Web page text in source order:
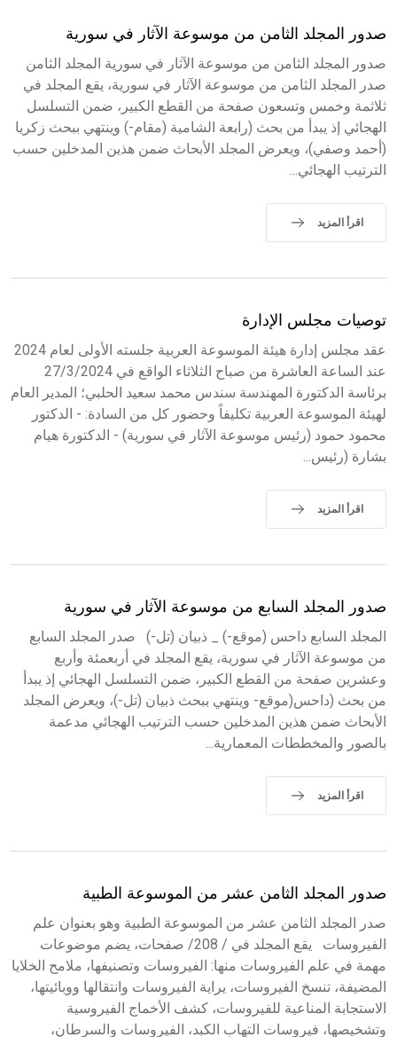
صدور المجلد الثامن من موسوعة الآثار في سورية
صدور المجلد الثامن من موسوعة الآثار في سورية المجلد الثامن
صدر المجلد الثامن من موسوعة الآثار في سورية، يقع المجلد في
ثلاثمة وخمس وتسعون صفحة من القطع الكبير، ضمن التسلسل
الهجائي إذ يبدأ من بحث (رابعة الشامية (مقام-) وينتهي ببحث زكريا
(أحمد وصفي)، ويعرض المجلد الأبحاث ضمن هذين المدخلين حسب
الترتيب الهجائي...
اقرأ المزيد
توصيات مجلس الإدارة
عقد مجلس إدارة هيئة الموسوعة العربية جلسته الأولى لعام 2024
عند الساعة العاشرة من صباح الثلاثاء الواقع في 27/3/2024
برئاسة الدكتورة المهندسة سندس محمد سعيد الحلبي؛ المدير العام
لهيئة الموسوعة العربية تكليفاً وحضور كل من السادة: - الدكتور
محمود حمود (رئيس موسوعة الآثار في سورية) - الدكتورة هيام
بشارة (رئيس...
اقرأ المزيد
صدور المجلد السابع من موسوعة الآثار في سورية
المجلد السابع داحس (موقع-) _ ذبيان (تل-) صدر المجلد السابع
من موسوعة الآثار في سورية، يقع المجلد في أربعمئة وأربع
وعشرين صفحة من القطع الكبير، ضمن التسلسل الهجائي إذ يبدأ
من بحث (داحس(موقع- وينتهي ببحث ذبيان (تل-)، ويعرض المجلد
الأبحاث ضمن هذين المدخلين حسب الترتيب الهجائي مدعمة
بالصور والمخططات المعمارية...
اقرأ المزيد
صدور المجلد الثامن عشر من الموسوعة الطبية
صدر المجلد الثامن عشر من الموسوعة الطبية وهو بعنوان علم
الفيروسات يقع المجلد في / 208/ صفحات، يضم موضوعات
مهمة في علم الفيروسات منها: الفيروسات وتصنيفها، ملامح الخلايا
المضيفة، تنسخ الفيروسات، يراية الفيروسات وانتقالها ووبائيتها،
الاستجابة المناعية للفيروسات، كشف الأخماج الفيروسية
وتشخيصها، فيروسات التهاب الكبد، الفيروسات والسرطان،